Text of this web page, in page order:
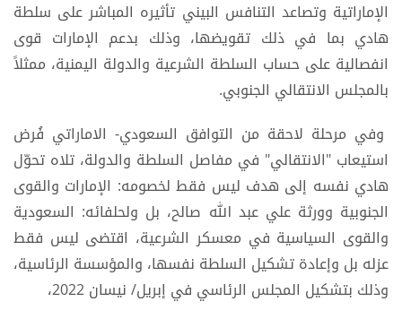
الإماراتية وتصاعد التنافس البيني تأثيره المباشر على سلطة
هادي بما في ذلك تقويضها، وذلك بدعم الإمارات قوى
انفصالية على حساب السلطة الشرعية والدولة اليمنية، ممثلاً
بالمجلس الانتقالي الجنوبي.
وفي مرحلة لاحقة من التوافق السعودي- الاماراتي فُرض
استيعاب "الانتقالي" في مفاصل السلطة والدولة، تلاه تحوّل
هادي نفسه إلى هدف ليس فقط لخصومه: الإمارات والقوى
الجنوبية وورثة علي عبد الله صالح، بل ولحلفائه: السعودية
والقوى السياسية في معسكر الشرعية، اقتضى ليس فقط
عزله بل وإعادة تشكيل السلطة نفسها، والمؤسسة الرئاسية،
وذلك بتشكيل المجلس الرئاسي في إبريل/ نيسان 2022،